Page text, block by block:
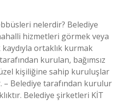
nelerdir? Belediye
hizmetleri görmek veya
ortaklık kurmak
kurulan, bağımsız
kişiliğine sahip kuruluşlar
– Belediye tarafından kurulur
Belediye şirketleri KİT